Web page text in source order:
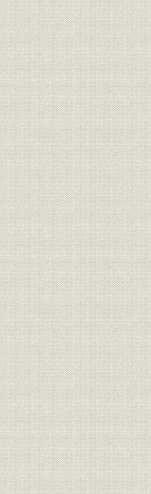
グループ会社の概要
創業理念
企業コンセプト
原始定款 昭和十二
現行定款
歴代役員任期表
昭和12年
(1991年)
事業所所在地
経営組織図
役職員数の推移
昭和12年
度(1991年
資本金の推移
昭和12年
(1992年)3
受注高の推移
昭和12・
3・4~平成
完工高の推移
昭和12・
3・4~平成
第57期決算//貸借対照表 平成4年
第57期決算//損益計算書
平成3年
成4年